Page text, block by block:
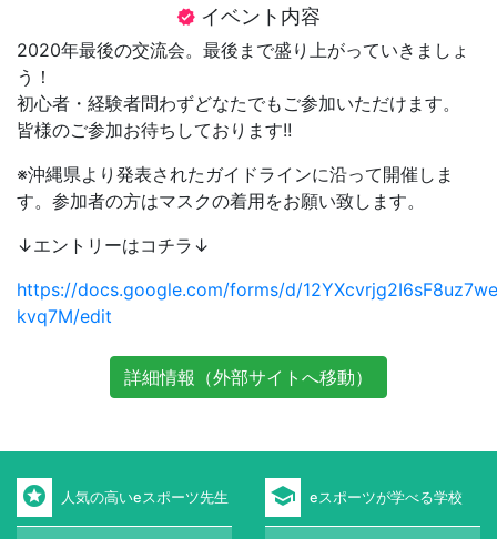
verified イベント内容
2020年最後の交流会。最後まで盛り上がっていきましょ
う！
初心者・経験者問わずどなたでもご参加いただけます。
皆様のご参加お待ちしております!!
※沖縄県より発表されたガイドラインに沿って開催しま
す。参加者の方はマスクの着用をお願い致します。
↓エントリーはコチラ↓
https://docs.google.com/forms/d/
kvq7M/edit
詳細情報（外部サイトへ移動）
stars 人気の高いeスポーツ先生 school eスポーツが学べる学校